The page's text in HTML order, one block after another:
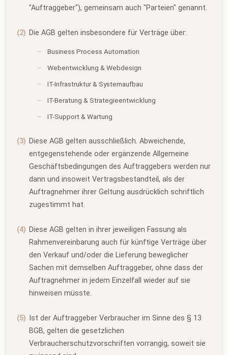
"Auftraggeber"), gemeinsam auch "Parteien" genannt.
Die AGB gelten insbesondere für Verträge über:
Business Process Automation
Webentwicklung & Webdesign
IT-Infrastruktur & Systemaufbau
IT-Beratung & Strategieentwicklung
IT-Support & Wartung
Diese AGB gelten ausschließlich. Abweichende,
entgegenstehende oder ergänzende Allgemeine
Geschäftsbedingungen des Auftraggebers werden nur
dann und insoweit Vertragsbestandteil, als der
Auftragnehmer ihrer Geltung ausdrücklich schriftlich
zugestimmt hat.
Diese AGB gelten in ihrer jeweiligen Fassung als
Rahmenvereinbarung auch für künftige Verträge über
den Verkauf und/oder die Lieferung beweglicher
Sachen mit demselben Auftraggeber, ohne dass der
Auftragnehmer in jedem Einzelfall wieder auf sie
hinweisen müsste.
Ist der Auftraggeber Verbraucher im Sinne des § 13
BGB, gelten die gesetzlichen
Verbraucherschutzvorschriften vorrangig, soweit sie